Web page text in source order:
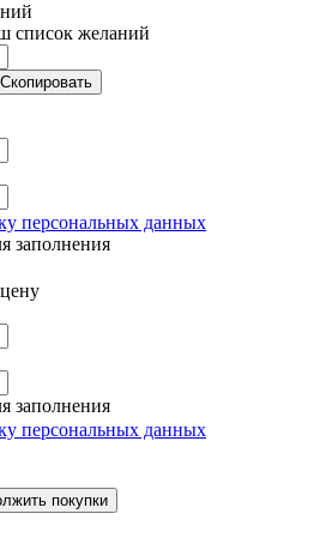
список желаний
Cкопировать
персональных данных
заполнения
заполнения
персональных данных
покупки